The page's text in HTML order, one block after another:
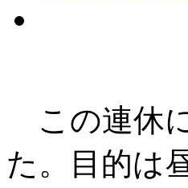
この連休
た。目的は